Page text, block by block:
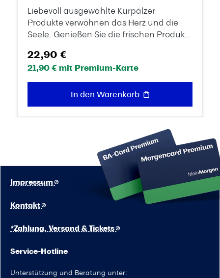
Liebevoll ausgewählte Kurpälzer
Produkte verwöhnen das Herz und die
Seele. Genießen Sie die frischen Produkte
perfekte Sommergeschenk für Fans der
Region! Inhalt des Pakets:Kurpälzer
Erdbeer-Limes, 200 mlKurpälzer
Schlossperle - Sekt Cuvée (Piccolo), 200
mlKurpälzer Koziol Sektglas -
Regulärer Preis:
22,90 €
21,90 € mit Premium-Karte
In den Warenkorb
Service-Hotline
Unterstützung und Beratung unter:
Kontakt
Impressum
*Zahlung, Versand & Tickets